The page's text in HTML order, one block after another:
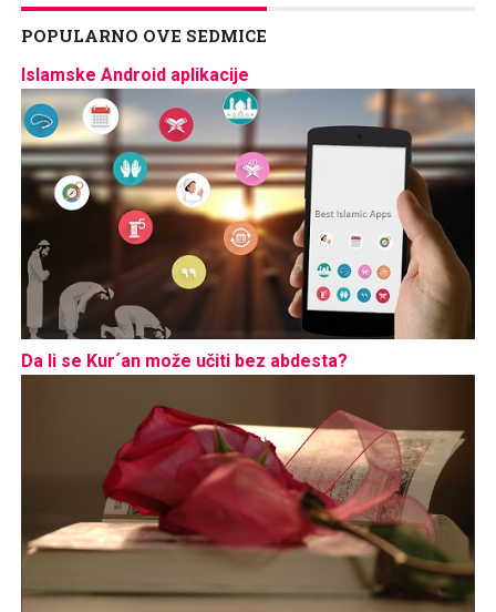
POPULARNO OVE SEDMICE
Islamske Android aplikacije
Da li se Kur´an može učiti bez abdesta?